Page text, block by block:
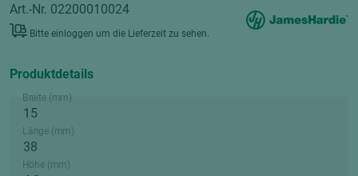
Art.-Nr. 02200010024
Bitte einloggen um die Lieferzeit zu sehen.
Produktdetails
Breite (mm)
Länge (mm)
Höhe (mm)